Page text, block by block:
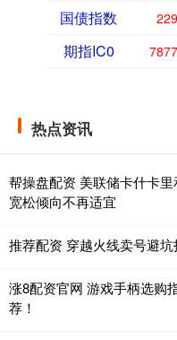
国债指数
期指IC0
热点资讯
帮操盘配资 美联储卡什卡
宽松倾向不再适宜
推荐配资 穿越火线卖号避
涨8配资官网 游戏手柄选购
荐！